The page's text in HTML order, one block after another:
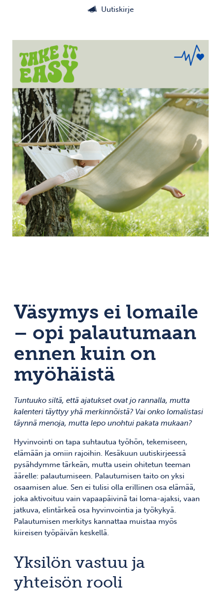
Uutiskirje
Väsymys ei lomaile
– opi palautumaan
ennen kuin on
myöhäistä
Tuntuuko siltä, että ajatukset ovat jo rannalla, mutta
kalenteri täyttyy yhä merkinnöistä? Vai onko lomalistasi
täynnä menoja, mutta lepo unohtui pakata mukaan?
Hyvinvointi on tapa suhtautua työhön, tekemiseen,
elämään ja omiin rajoihin. Kesäkuun uutiskirjeessä
pysähdymme tärkeän, mutta usein ohitetun teeman
äärelle: palautumiseen. Palautumisen taito on yksi
osaamisen alue. Sen ei tulisi olla erillinen osa elämää,
joka aktivoituu vain vapaapäivinä tai loma-ajaksi, vaan
jatkuva, elintärkeä osa hyvinvointia ja työkykyä.
Palautumisen merkitys kannattaa muistaa myös
kiireisen työpäivän keskellä.
Yksilön vastuu ja
yhteisön rooli